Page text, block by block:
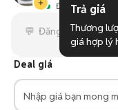
Đang hoạt động
Deal giá
Nhập giá bạn mong
Trả giá
Thương
giá hợp lý